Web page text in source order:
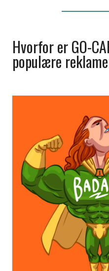
Hvorfor er GO-
populære